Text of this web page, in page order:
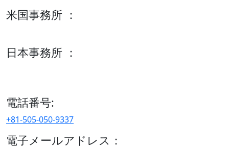
米国事務所 ：
日本事務所 ：
電話番号:
+81-505-050-9337
電子メールアドレス：